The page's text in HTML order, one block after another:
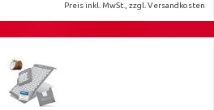
Preis inkl. MwSt., zzgl. Versandkosten